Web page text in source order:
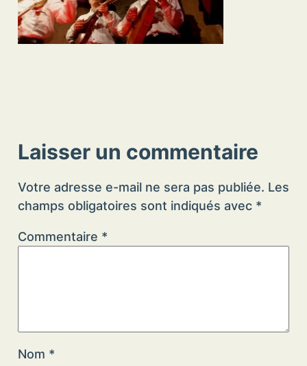
Laisser un commentaire
Votre adresse e-mail ne sera pas publiée. Les
champs obligatoires sont indiqués avec *
Commentaire *
Nom *